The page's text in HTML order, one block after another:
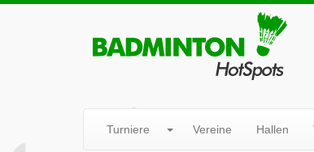
Turniere Vereine Hallen